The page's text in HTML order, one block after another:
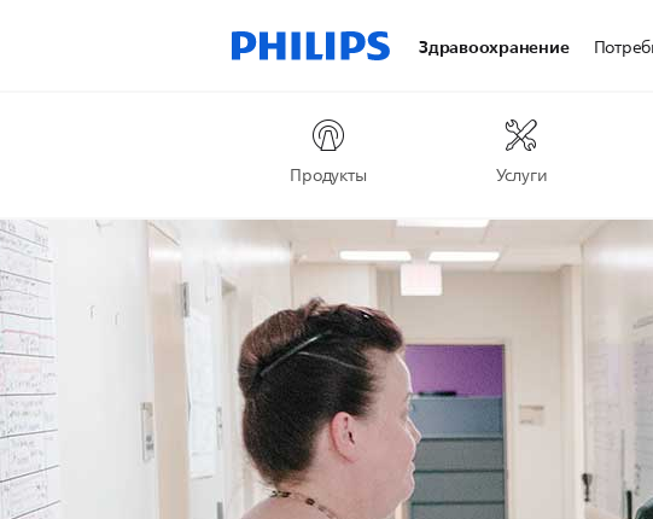
Здравоохранение
Продукты Услуги